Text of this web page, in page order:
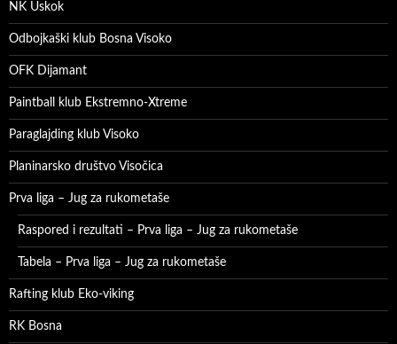
NK Uskok
Odbojkaški klub Bosna Visoko
OFK Dijamant
Paintball klub Ekstremno-Xtreme
Paraglajding klub Visoko
Planinarsko društvo Visočica
Prva liga – Jug za rukometaše
Raspored i rezultati – Prva liga – Jug za rukometaše
Tabela – Prva liga – Jug za rukometaše
Rafting klub Eko-viking
RK Bosna